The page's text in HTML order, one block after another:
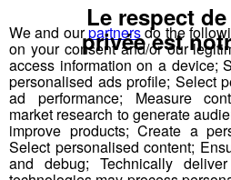
Nous vous poserons une
bon choix entre les 3
entrées pour un maximum
Inscription par téléphone
participer aux 2 tirages au sort
Appelez le standard au 04 50
We and ourpartnersdo the
on your consent and/or our
access information on a device;
personalised ads profile; Select
ad performance; Measure
market research to generate
improve products; Create a
Select personalised content;
and debug; Technically
Le respect
privée est